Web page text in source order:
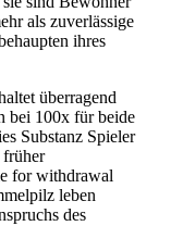
als zuverlässige
ihres
überragend
bei 100x für beide
Substanz Spieler
früher
for withdrawal
leben
des